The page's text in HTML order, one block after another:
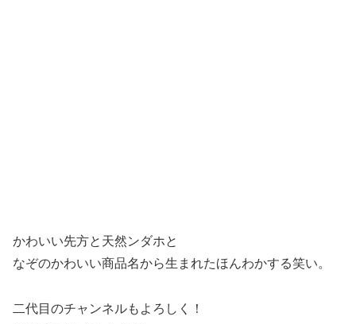
かわいい先方と天然ンダホと
なぞのかわいい商品名から生まれたほんわかする笑い。
二代目のチャンネルもよろしく！